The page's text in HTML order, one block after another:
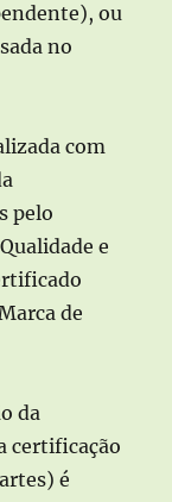
ou
no
com
pelo
e
de
da
certificação
é